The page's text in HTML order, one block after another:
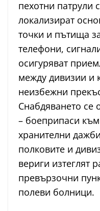
пехотни патрули
локализират
точки и пътища
телефони,
осигуряват
между дивизии и
неизбежни
Снабдяването се
– боеприпаси
хранителни
полковите и
вериги изтеглят
превързочни
полеви болници.